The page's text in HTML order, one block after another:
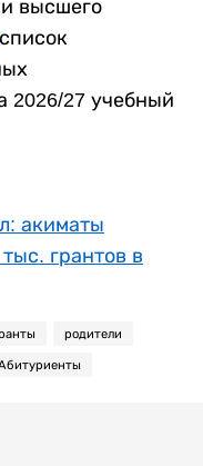
высшего
список
2026/27 учебный
акиматы
грантов в
родители